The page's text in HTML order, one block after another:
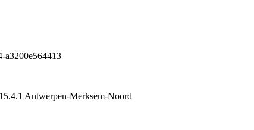
a3200e564413
Antwerpen-Merksem-Noord